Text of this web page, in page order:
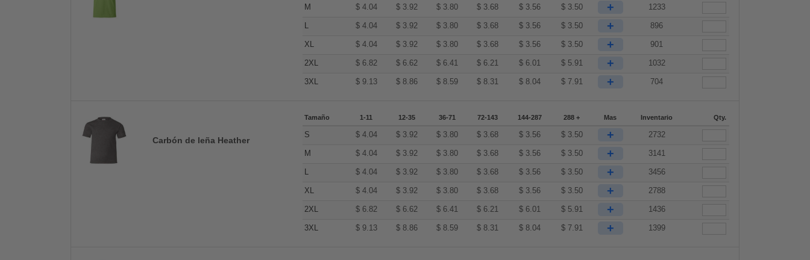
M $ 4.04 $ 3.92 $ 3.80 $ 3.68 $ 3.56 $ 3.50 + 1233
L $ 4.04 $ 3.92 $ 3.80 $ 3.68 $ 3.56 $ 3.50 + 896
XL $ 4.04 $ 3.92 $ 3.80 $ 3.68 $ 3.56 $ 3.50 + 901
2XL $ 6.82 $ 6.62 $ 6.41 $ 6.21 $ 6.01 $ 5.91 + 1032
3XL $ 9.13 $ 8.86 $ 8.59 $ 8.31 $ 8.04 $ 7.91 + 704
Carbón de leña Heather
Tamaño 1-11 12-35 36-71 72-143 144-287 288 + Mas Inventario Qty.
S $ 4.04 $ 3.92 $ 3.80 $ 3.68 $ 3.56 $ 3.50 + 2732
M $ 4.04 $ 3.92 $ 3.80 $ 3.68 $ 3.56 $ 3.50 + 3141
L $ 4.04 $ 3.92 $ 3.80 $ 3.68 $ 3.56 $ 3.50 + 3456
XL $ 4.04 $ 3.92 $ 3.80 $ 3.68 $ 3.56 $ 3.50 + 2788
2XL $ 6.82 $ 6.62 $ 6.41 $ 6.21 $ 6.01 $ 5.91 + 1436
3XL $ 9.13 $ 8.86 $ 8.59 $ 8.31 $ 8.04 $ 7.91 + 1399